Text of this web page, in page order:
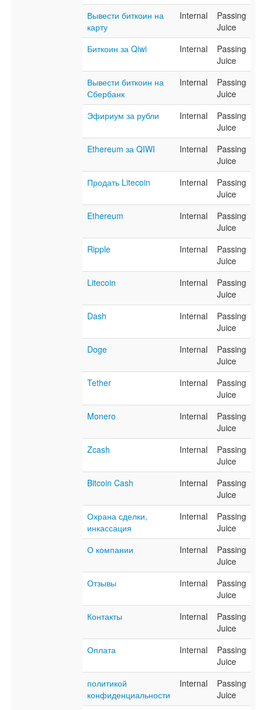
Вывести биткоин на
карту
Internal
Passing
Juice
Биткоин за Qiwi
Internal
Passing
Juice
Вывести биткоин на
Сбербанк
Internal
Passing
Juice
Эфириум за рубли
Internal
Passing
Juice
Ethereum за QIWI
Internal
Passing
Juice
Продать Litecoin
Internal
Passing
Juice
Ethereum
Internal
Passing
Juice
Ripple
Internal
Passing
Juice
Litecoin
Internal
Passing
Juice
Dash
Internal
Passing
Juice
Doge
Internal
Passing
Juice
Tether
Internal
Passing
Juice
Monero
Internal
Passing
Juice
Zcash
Internal
Passing
Juice
Bitcoin Cash
Internal
Passing
Juice
Охрана сделки,
инкассация
Internal
Passing
Juice
О компании
Internal
Passing
Juice
Отзывы
Internal
Passing
Juice
Контакты
Internal
Passing
Juice
Оплата
Internal
Passing
Juice
политикой
конфиденциальности
Internal
Passing
Juice